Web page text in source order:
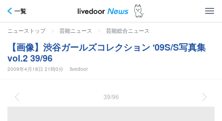
一覧
ニューストップ > 芸能ニュース > 芸能総合ニュース
【画像】渋谷ガールズコレクション ′09S/S写真集
vol.2 39/96
2009年4月18日 21時0分 livedoor
39/96